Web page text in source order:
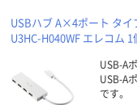
USBハブ A×4ポート タイ
U3HC-H040WF エレコム 1
USB-A
USB-A
です。